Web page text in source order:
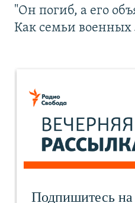
"Он погиб, а его
Как семьи